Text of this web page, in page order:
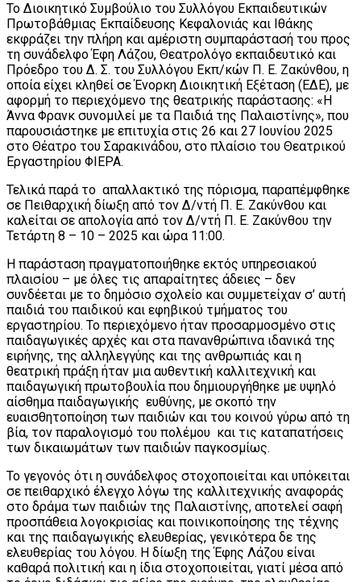
Το Διοικητικό Συμβούλιο του Συλλόγου Εκπαιδευτικών
Πρωτοβάθμιας Εκπαίδευσης Κεφαλονιάς και Ιθάκης
εκφράζει την πλήρη και αμέριστη συμπαράστασή του προς
τη συνάδελφο Έφη Λάζου, Θεατρολόγο εκπαιδευτικό και
Πρόεδρο του Δ. Σ. του Συλλόγου Εκπ/κών Π. Ε. Ζακύνθου, η
οποία είχει κληθεί σε Ένορκη Διοικητική Εξέταση (ΕΔΕ), με
αφορμή το περιεχόμενο της θεατρικής παράστασης: «Η
Άννα Φρανκ συνομιλεί με τα Παιδιά της Παλαιστίνης», που
παρουσιάστηκε με επιτυχία στις 26 και 27 Ιουνίου 2025
στο Θέατρο του Σαρακινάδου, στο πλαίσιο του Θεατρικού
Εργαστηρίου ΦΙΕΡΑ.
Τελικά παρά το απαλλακτικό της πόρισμα, παραπέμφθηκε
σε Πειθαρχική δίωξη από τον Δ/ντή Π. Ε. Ζακύνθου και
καλείται σε απολογία από τον Δ/ντή Π. Ε. Ζακύνθου την
Τετάρτη 8 – 10 – 2025 και ώρα 11:00.
Η παράσταση πραγματοποιήθηκε εκτός υπηρεσιακού
πλαισίου – με όλες τις απαραίτητες άδειες – δεν
συνδέεται με το δημόσιο σχολείο και συμμετείχαν σ’ αυτή
παιδιά του παιδικού και εφηβικού τμήματος του
εργαστηρίου. Το περιεχόμενο ήταν προσαρμοσμένο στις
παιδαγωγικές αρχές και στα πανανθρώπινα ιδανικά της
ειρήνης, της αλληλεγγύης και της ανθρωπιάς και η
θεατρική πράξη ήταν μια αυθεντική καλλιτεχνική και
παιδαγωγική πρωτοβουλία που δημιουργήθηκε με υψηλό
αίσθημα παιδαγωγικής ευθύνης, με σκοπό την
ευαισθητοποίηση των παιδιών και του κοινού γύρω από τη
βία, τον παραλογισμό του πολέμου και τις καταπατήσεις
των δικαιωμάτων των παιδιών παγκοσμίως.
Το γεγονός ότι η συνάδελφος στοχοποιείται και υπόκειται
σε πειθαρχικό έλεγχο λόγω της καλλιτεχνικής αναφοράς
στο δράμα των παιδιών της Παλαιστίνης, αποτελεί σαφή
προσπάθεια λογοκρισίας και ποινικοποίησης της τέχνης
και της παιδαγωγικής ελευθερίας, γενικότερα δε της
ελευθερίας του λόγου. Η δίωξη της Έφης Λάζου είναι
καθαρά πολιτική και η ίδια στοχοποιείται, γιατί μέσα από